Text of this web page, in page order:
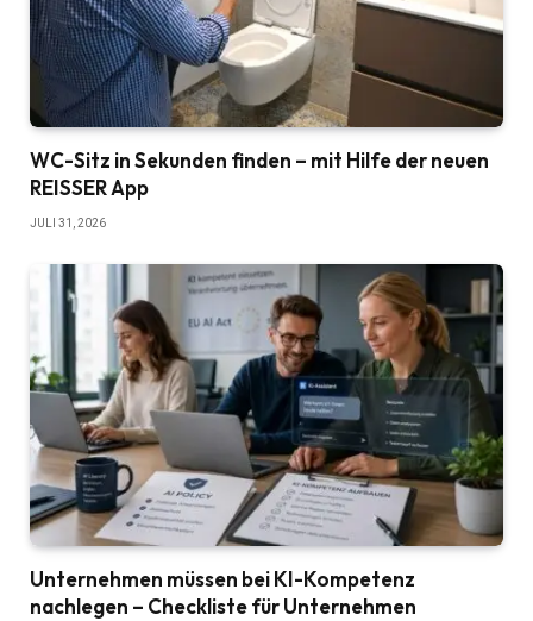
WC-Sitz in Sekunden finden – mit Hilfe der neuen
REISSER App
JULI 31, 2026
Unternehmen müssen bei KI-Kompetenz
nachlegen – Checkliste für Unternehmen